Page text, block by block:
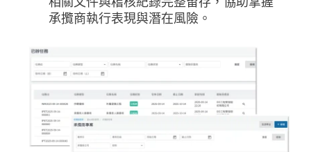
承攬商執行表現與潛在風險。